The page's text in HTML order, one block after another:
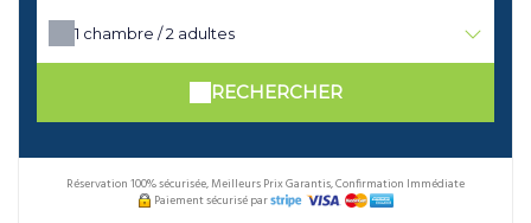
1 chambre /2 adultes
RECHERCHER
Réservation 100% sécurisée, Meilleurs Prix Garantis, Confirmation Immédiate
Paiement sécurisé par